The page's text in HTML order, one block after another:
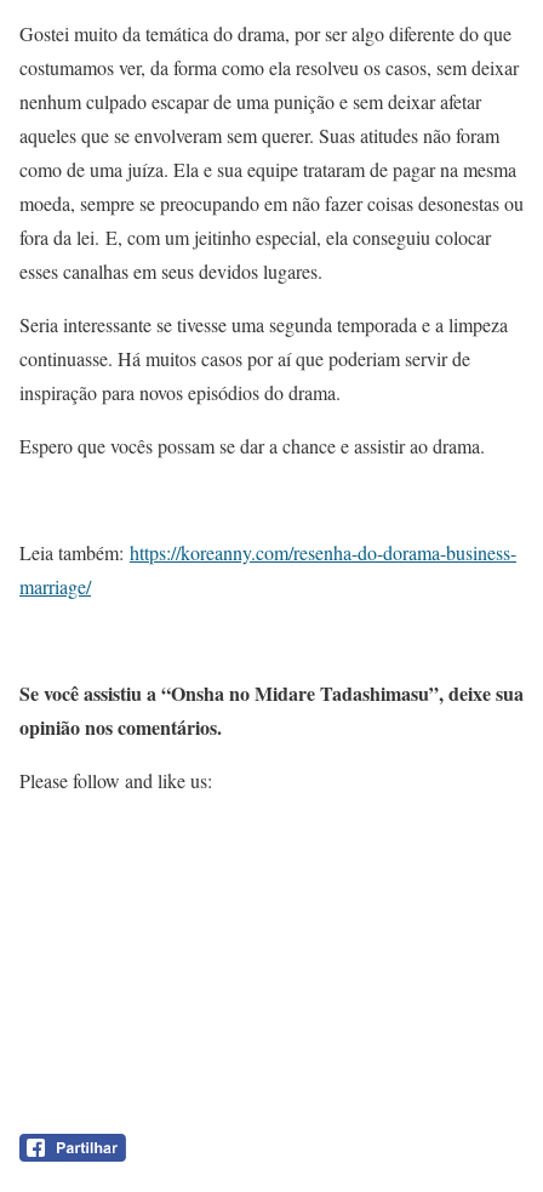
Gostei muito da temática do drama, por ser algo diferente do que
costumamos ver, da forma como ela resolveu os casos, sem deixar
nenhum culpado escapar de uma punição e sem deixar afetar
aqueles que se envolveram sem querer. Suas atitudes não foram
como de uma juíza. Ela e sua equipe trataram de pagar na mesma
moeda, sempre se preocupando em não fazer coisas desonestas ou
fora da lei. E, com um jeitinho especial, ela conseguiu colocar
esses canalhas em seus devidos lugares.
Seria interessante se tivesse uma segunda temporada e a limpeza
continuasse. Há muitos casos por aí que poderiam servir de
inspiração para novos episódios do drama.
Espero que vocês possam se dar a chance e assistir ao drama.
Leia também: https://koreanny.com/resenha-do-dorama-business-
marriage/
Se você assistiu a “Onsha no Midare Tadashimasu”, deixe sua
opinião nos comentários.
Please follow and like us: